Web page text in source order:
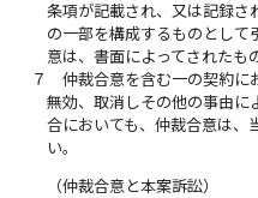
条項が記載され、又は記録さ
の一部を構成するものとして
意は、書面によってされたも
７
仲裁合意を含む一の契約に
無効、取消しその他の事由に
合においても、仲裁合意は、
い。
（仲裁合意と本案訴訟）